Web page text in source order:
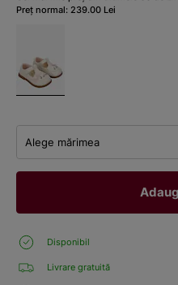
Preț normal: 239.00 Lei
Alege mărimea
Disponibil
Livrare gratuită